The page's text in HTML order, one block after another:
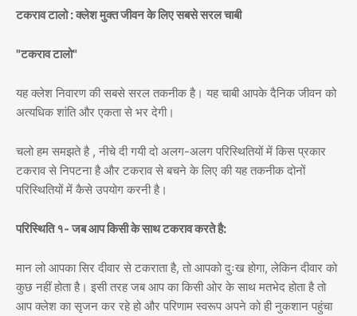
टकराव टालो : क्लेश मुक्त जीवन के लिए सबसे सरल चाबी
"टकराव टालो"
यह क्लेश निवारण की सबसे सरल तकनीक है। यह चाबी आपके दैनिक जीवन को
अत्यधिक शांति और एकता से भर देगी।
चलो हम समझते है , नीचे दी गयी दो अलग-अलग परिस्थितियों में किस प्रकार
टकराव से निपटना है और टकराव से बचने के लिए की यह तकनीक दोनों
परिस्थितियों में कैसे उपयोग करनी है।
परिस्थिति १- जब आप किसी के साथ टकराव करते है:
मान लो आपका सिर दीवार से टकराता है, तो आपको दुःख होगा, लेकिन दीवार को
कुछ नहीं होता है। इसी तरह जब आप का किसी ओर के साथ मतभेद होता है तो
आप क्लेश का सृजन कर रहे हो और परिणाम स्वरूप अपने को ही नुकशान पहुंचा